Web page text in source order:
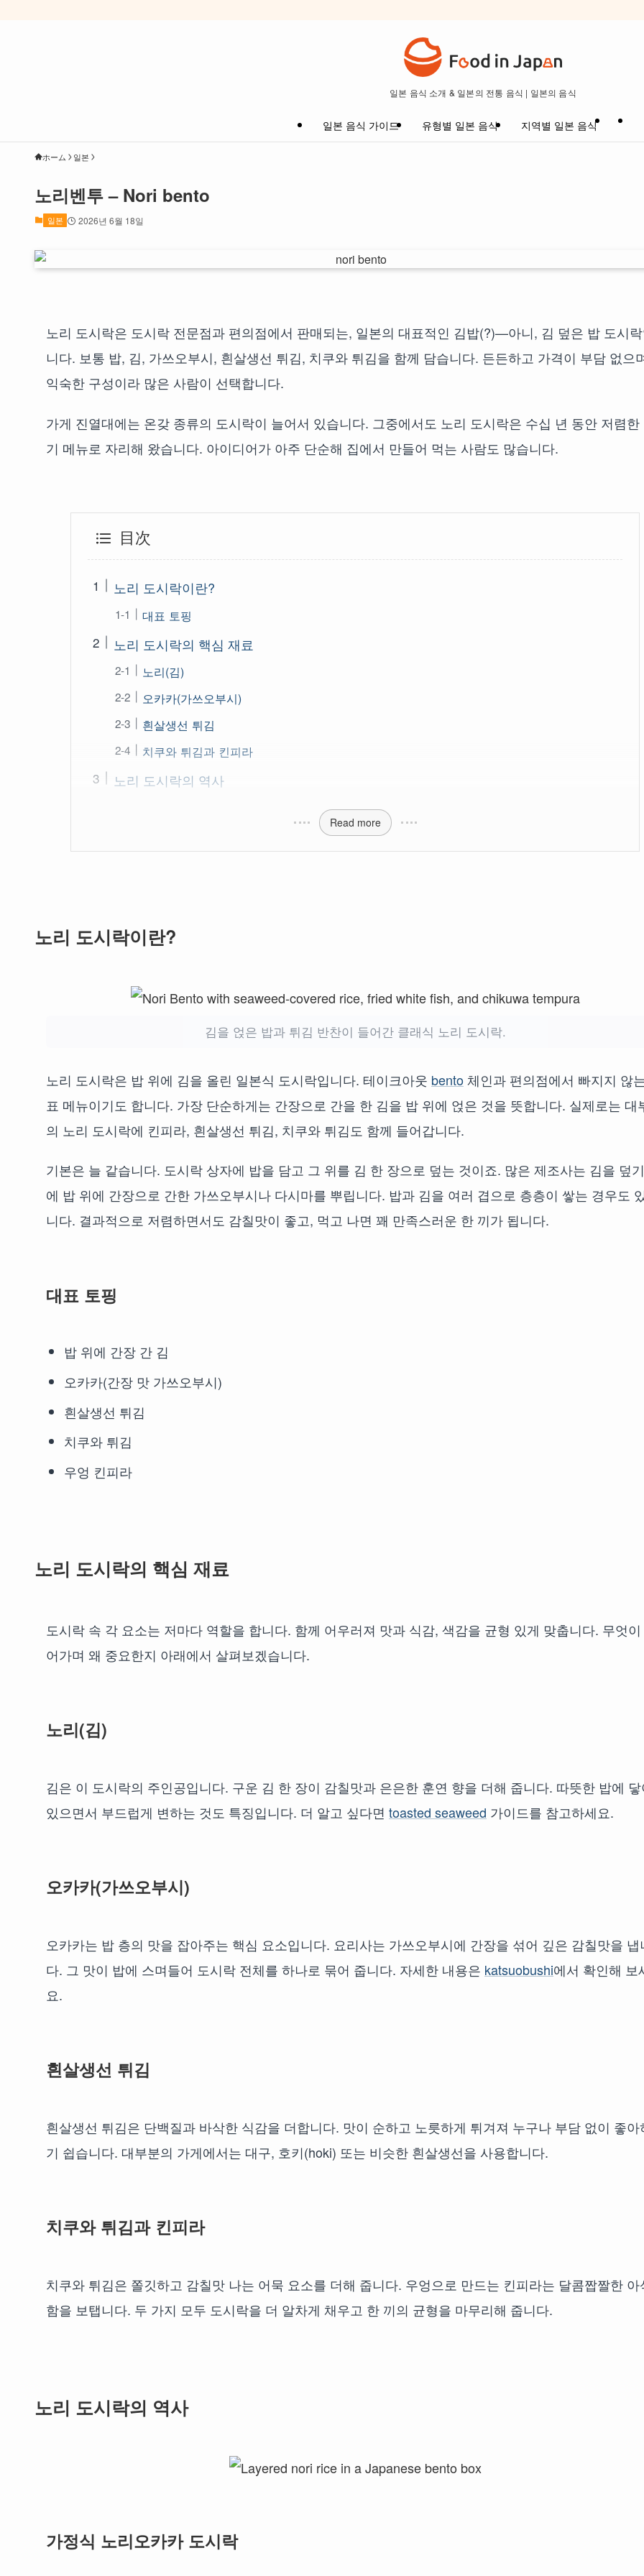
일본 음식 소개 & 일본의 전통 음식 | 일본의 음식
일본 음식 가이드 유형별 일본 음식 지역별 일본 음식
ホーム 일본
노리벤투 – Nori bento
일본 2026년 6월 18일
노리 도시락은 도시락 전문점과 편의점에서 판매되는, 일본의 대표적인 김밥(?)—아니, 김 덮은 밥 도시
니다. 보통 밥, 김, 가쓰오부시, 흰살생선 튀김, 치쿠와 튀김을 함께 담습니다. 든든하고 가격이 부담 없으
익숙한 구성이라 많은 사람이 선택합니다.
가게 진열대에는 온갖 종류의 도시락이 늘어서 있습니다. 그중에서도 노리 도시락은 수십 년 동안 저렴한
기 메뉴로 자리해 왔습니다. 아이디어가 아주 단순해 집에서 만들어 먹는 사람도 많습니다.
目次
노리 도시락이란?
대표 토핑
노리 도시락의 핵심 재료
노리(김)
오카카(가쓰오부시)
흰살생선 튀김
치쿠와 튀김과 킨피라
노리 도시락의 역사
Read more
노리 도시락이란?
김을 얹은 밥과 튀김 반찬이 들어간 클래식 노리 도시락.
노리 도시락은 밥 위에 김을 올린 일본식 도시락입니다. 테이크아웃 bento 체인과 편의점에서 빠지지 않
표 메뉴이기도 합니다. 가장 단순하게는 간장으로 간을 한 김을 밥 위에 얹은 것을 뜻합니다. 실제로는 대
의 노리 도시락에 킨피라, 흰살생선 튀김, 치쿠와 튀김도 함께 들어갑니다.
기본은 늘 같습니다. 도시락 상자에 밥을 담고 그 위를 김 한 장으로 덮는 것이죠. 많은 제조사는 김을 덮
에 밥 위에 간장으로 간한 가쓰오부시나 다시마를 뿌립니다. 밥과 김을 여러 겹으로 층층이 쌓는 경우도
니다. 결과적으로 저렴하면서도 감칠맛이 좋고, 먹고 나면 꽤 만족스러운 한 끼가 됩니다.
대표 토핑
밥 위에 간장 간 김
오카카(간장 맛 가쓰오부시)
흰살생선 튀김
치쿠와 튀김
우엉 킨피라
노리 도시락의 핵심 재료
도시락 속 각 요소는 저마다 역할을 합니다. 함께 어우러져 맛과 식감, 색감을 균형 있게 맞춥니다. 무엇
어가며 왜 중요한지 아래에서 살펴보겠습니다.
노리(김)
김은 이 도시락의 주인공입니다. 구운 김 한 장이 감칠맛과 은은한 훈연 향을 더해 줍니다. 따뜻한 밥에
있으면서 부드럽게 변하는 것도 특징입니다. 더 알고 싶다면 toasted seaweed 가이드를 참고하세요.
오카카(가쓰오부시)
오카카는 밥 층의 맛을 잡아주는 핵심 요소입니다. 요리사는 가쓰오부시에 간장을 섞어 깊은 감칠맛을 냅
다. 그 맛이 밥에 스며들어 도시락 전체를 하나로 묶어 줍니다. 자세한 내용은 katsuobushi에서 확인해 보
요.
흰살생선 튀김
흰살생선 튀김은 단백질과 바삭한 식감을 더합니다. 맛이 순하고 노릇하게 튀겨져 누구나 부담 없이 좋아
기 쉽습니다. 대부분의 가게에서는 대구, 호키(hoki) 또는 비슷한 흰살생선을 사용합니다.
치쿠와 튀김과 킨피라
치쿠와 튀김은 쫄깃하고 감칠맛 나는 어묵 요소를 더해 줍니다. 우엉으로 만드는 킨피라는 달콤짭짤한 아
함을 보탭니다. 두 가지 모두 도시락을 더 알차게 채우고 한 끼의 균형을 마무리해 줍니다.
노리 도시락의 역사
가정식 노리오카카 도시락